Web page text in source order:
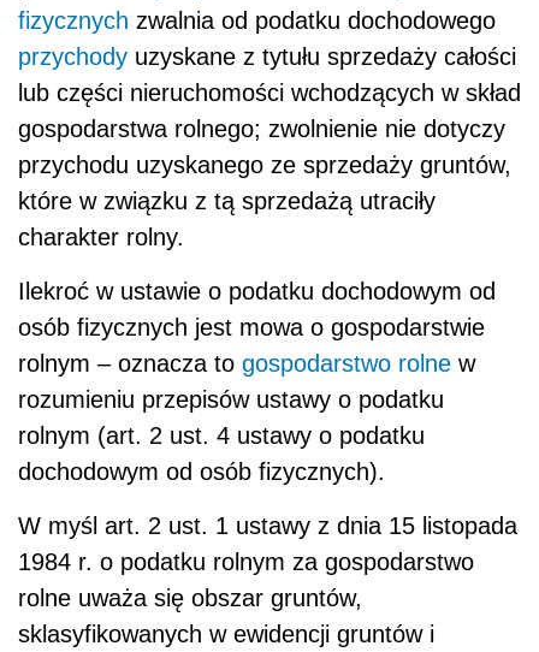
fizycznych zwalnia od podatku dochodowego
przychody uzyskane z tytułu sprzedaży całości
lub części nieruchomości wchodzących w skład
gospodarstwa rolnego; zwolnienie nie dotyczy
przychodu uzyskanego ze sprzedaży gruntów,
które w związku z tą sprzedażą utraciły
charakter rolny.
Ilekroć w ustawie o podatku dochodowym od
osób fizycznych jest mowa o gospodarstwie
rolnym – oznacza to gospodarstwo rolne w
rozumieniu przepisów ustawy o podatku
rolnym (art. 2 ust. 4 ustawy o podatku
dochodowym od osób fizycznych).
W myśl art. 2 ust. 1 ustawy z dnia 15 listopada
1984 r. o podatku rolnym za gospodarstwo
rolne uważa się obszar gruntów,
sklasyfikowanych w ewidencji gruntów i